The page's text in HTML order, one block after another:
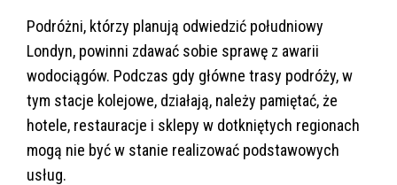
Podróżni, którzy planują odwiedzić południowy
Londyn, powinni zdawać sobie sprawę z awarii
wodociągów. Podczas gdy główne trasy podróży, w
tym stacje kolejowe, działają, należy pamiętać, że
hotele, restauracje i sklepy w dotkniętych regionach
mogą nie być w stanie realizować podstawowych
usług.